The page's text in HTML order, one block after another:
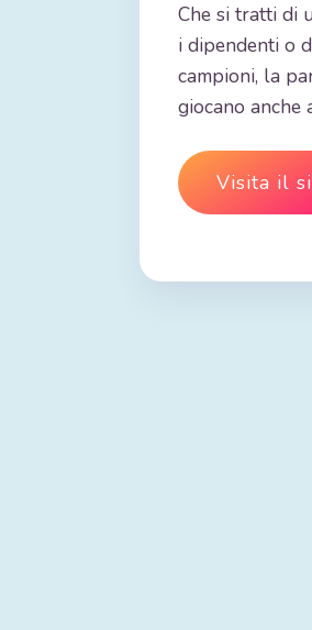
Che si tratti di
i dipendenti o
campioni, la
giocano anche
Visita il